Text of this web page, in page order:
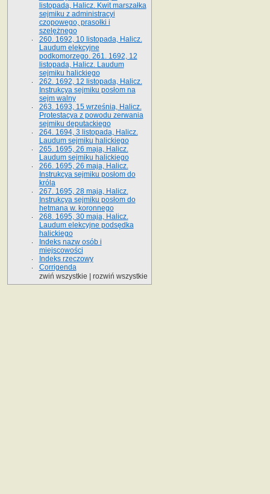
listopada, Halicz. Kwit marszałka
sejmiku z administracyi
czopowego, prasołki i
szelężnego
260. 1692, 10 listopada, Halicz.
Laudum elekcyjne
podkomorzego. 261. 1692, 12
listopada, Halicz. Laudum
sejmiku halickiego
262. 1692, 12 listopada, Halicz.
Instrukcya sejmiku posłom na
sejm walny
263. 1693, 15 września, Halicz.
Protestacya z powodu zerwania
sejmiku deputackiego
264. 1694, 3 listopada, Halicz.
Laudum sejmiku halickiego
265. 1695, 26 maja, Halicz.
Laudum sejmiku halickiego
266. 1695, 26 maja, Halicz.
Instrukcya sejmiku posłom do
króla
267. 1695, 28 maja, Halicz.
Instrukcya sejmiku posłom do
hetmana w. koronnego
268. 1695, 30 maja, Halicz.
Laudum elekcyjne podsędka
halickiego
Indeks nazw osób i
miejscowości
Indeks rzeczowy
Corrigenda
zwiń wszystkie
rozwiń wszystkie